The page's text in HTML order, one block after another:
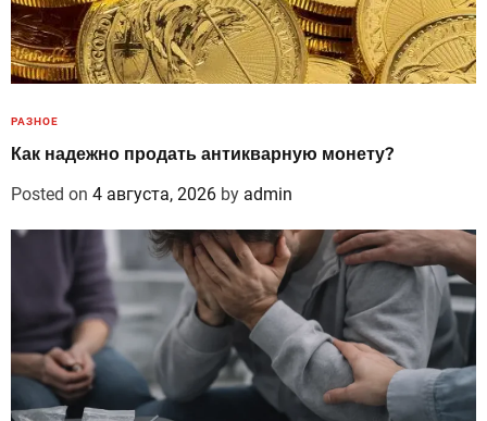
РАЗНОЕ
Как надежно продать антикварную монету?
Posted on 4 августа, 2026 by admin